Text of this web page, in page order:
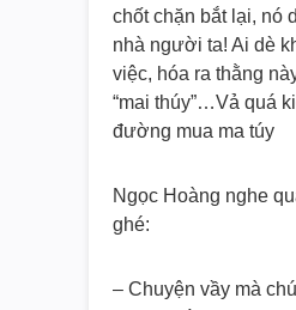
chốt chặn bắt lại, nó
nhà người ta! Ai dè
việc, hóa ra thằng
“mai thúy”…Vả quá
đường mua ma túy
Ngọc Hoàng nghe
ghé:
– Chuyện vầy mà